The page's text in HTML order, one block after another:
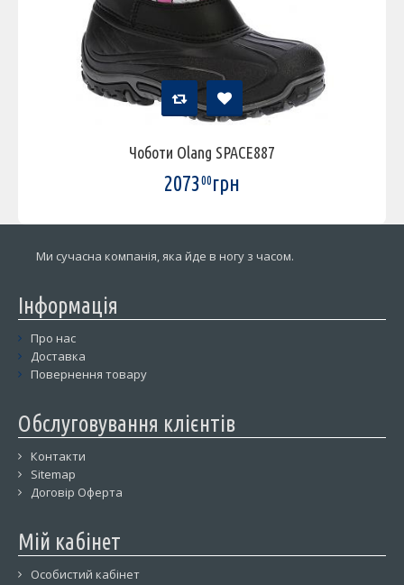
Чоботи Olang SPACE887
207300грн
Ми сучасна компанія, яка йде в ногу з часом.
Інформація
Про нас
Доставка
Повернення товару
Обслуговування клієнтів
Контакти
Sitemap
Договір Оферта
Мій кабінет
Особистий кабінет